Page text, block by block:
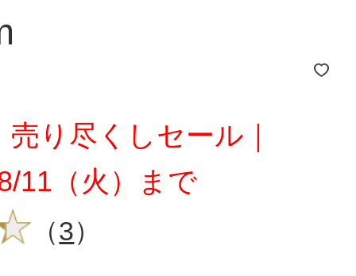
り尽くしセール｜
11（火）まで
（3）